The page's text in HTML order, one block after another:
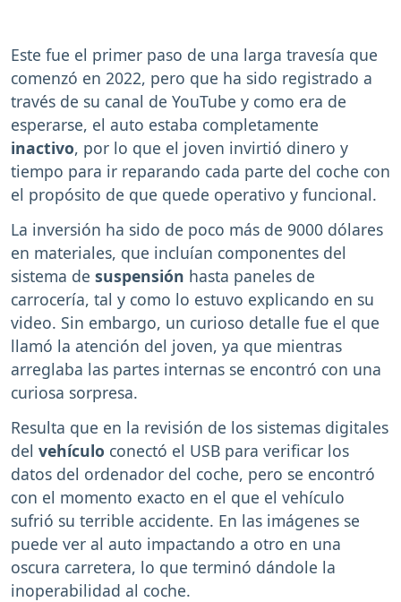
Este fue el primer paso de una larga travesía que
comenzó en 2022, pero que ha sido registrado a
través de su canal de YouTube y como era de
esperarse, el auto estaba completamente
inactivo, por lo que el joven invirtió dinero y
tiempo para ir reparando cada parte del coche con
el propósito de que quede operativo y funcional.
La inversión ha sido de poco más de 9000 dólares
en materiales, que incluían componentes del
sistema de suspensión hasta paneles de
carrocería, tal y como lo estuvo explicando en su
video. Sin embargo, un curioso detalle fue el que
llamó la atención del joven, ya que mientras
arreglaba las partes internas se encontró con una
curiosa sorpresa.
Resulta que en la revisión de los sistemas digitales
del vehículo conectó el USB para verificar los
datos del ordenador del coche, pero se encontró
con el momento exacto en el que el vehículo
sufrió su terrible accidente. En las imágenes se
puede ver al auto impactando a otro en una
oscura carretera, lo que terminó dándole la
inoperabilidad al coche.